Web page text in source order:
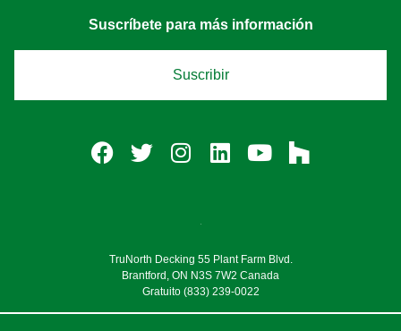
Suscríbete para más información
Suscribir
TruNorth Decking 55 Plant Farm Blvd.
Brantford, ON N3S 7W2 Canada
Gratuito(833) 239-0022